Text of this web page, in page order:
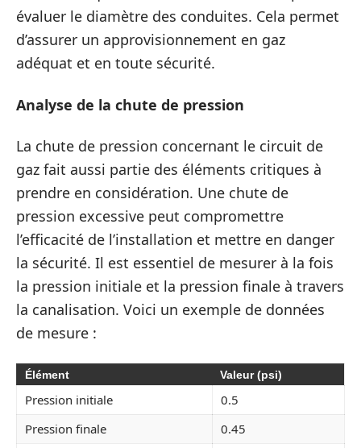
évaluer le diamètre des conduites. Cela permet
d’assurer un approvisionnement en gaz
adéquat et en toute sécurité.
Analyse de la chute de pression
La chute de pression concernant le circuit de
gaz fait aussi partie des éléments critiques à
prendre en considération. Une chute de
pression excessive peut compromettre
l’efficacité de l’installation et mettre en danger
la sécurité. Il est essentiel de mesurer à la fois
la pression initiale et la pression finale à travers
la canalisation. Voici un exemple de données
de mesure :
Élément Valeur (psi)
Pression initiale
0.5
Pression finale
0.45